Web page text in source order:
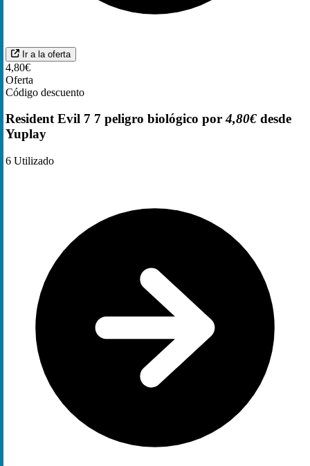
Ir a la oferta
4,80€
Oferta
Código descuento
Resident Evil 7 7 peligro biológico por4,80€ desde
Yuplay
6 Utilizado